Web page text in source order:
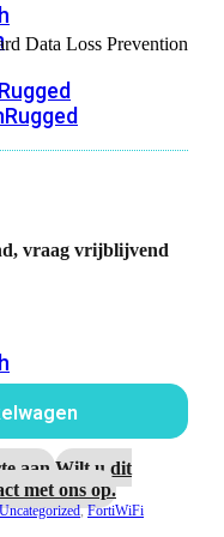
Data Loss Prevention
vraag vrijblijvend
aan.Wilt u dit
met ons op.
Uncategorized,FortiWiFi